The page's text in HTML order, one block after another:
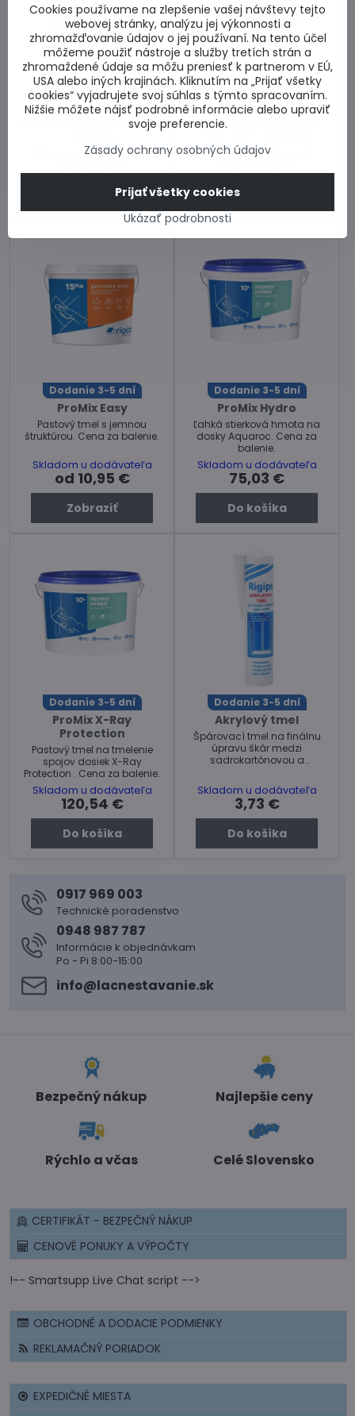
Dodanie 3-5 dní
ProMix Mega
Hotová pasta vo vedre. Cena
Skladom u dodávateľa
Zobraziť
Dodanie 3-5 dní
ProMix Finish
Hotová tmeliaca pasta vo
Skladom u dodávateľa
Zobraziť
Dodanie 3-5 dní
ProMix Easy
Pastový tmel s jemnou
štruktúrou. Cena za balenie.
Skladom u dodávateľa
od 10,95 €
Zobraziť
Dodanie 3-5 dní
ProMix Hydro
Ľahká stierková hmota na
dosky Aquaroc. Cena za
balenie.
Skladom u dodávateľa
75,03 €
Do košíka
Dodanie 3-5 dní
ProMix X-Ray
Protection
Pastový tmel na tmelenie
spojov dosiek X-Ray
Protection . Cena za balenie.
Skladom u dodávateľa
120,54 €
Do košíka
Dodanie 3-5 dní
Akrylový tmel
Špárovací tmel na finálnu
úpravu škár medzi
sadrokartónovou a
Cena za kus.
Skladom u dodávateľa
3,73 €
Do košíka
0917 969 003
Technické poradenstvo
0948 987 787
Informácie k objednávkam
Po - Pi 8:00-15:00
info​@lacnestavanie​.sk
Bezpečný nákup Najlepšie ceny
Rýchlo a včas Celé Slovensko
CERTIFIKÁT - BEZPEČNÝ NÁKUP
CENOVÉ PONUKY A VÝPOČTY
!-- Smartsupp Live Chat script -->
OBCHODNÉ A DODACIE PODMIENKY
REKLAMAČNÝ PORIADOK
EXPEDIČNÉ MIESTA
Cookies používame na zlepšenie vašej návštevy tejto
webovej stránky, analýzu jej výkonnosti a
zhromažďovanie údajov o jej používaní. Na tento účel
môžeme použiť nástroje a služby tretích strán a
zhromaždené údaje sa môžu preniesť k partnerom v EÚ,
USA alebo iných krajinách. Kliknutím na „Prijať všetky
cookies“ vyjadrujete svoj súhlas s týmto spracovaním.
Nižšie môžete nájsť podrobné informácie alebo upraviť
svoje preferencie.
Zásady ochrany osobných údajov
Ukázať podrobnosti
Prijať všetky cookies